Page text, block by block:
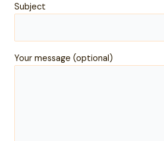
Subject
Your message (optional)